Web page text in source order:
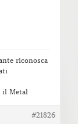
riconosca
il Metal
#21826